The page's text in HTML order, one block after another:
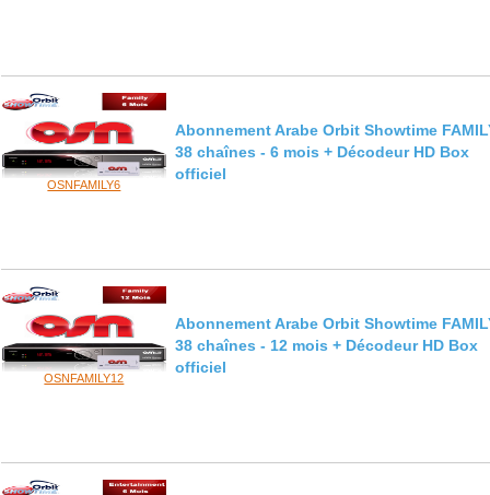
OSNFAMILY6
Abonnement Arabe Orbit Showtime
38 chaînes - 6 mois + Décodeur HD Box
officiel
OSNFAMILY12
Abonnement Arabe Orbit Showtime
38 chaînes - 12 mois + Décodeur HD Box
officiel